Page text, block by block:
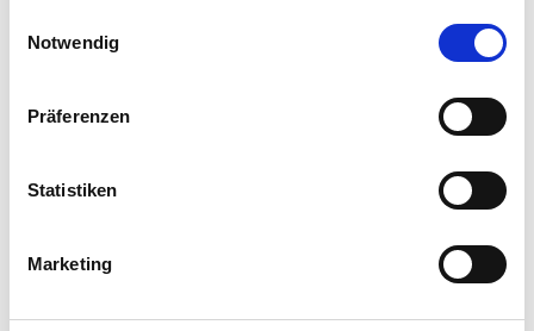
Notwendig
Präferenzen
Statistiken
Marketing
Stimmen Sie sich bei Speditionslieferung
frühzeitig mit der Druckerei oder Ihrem
Änderungen sind teuer und riskant. Für
Messegüter und Exportaufträge
einplanen; bei schwierigen Zielen eher 4